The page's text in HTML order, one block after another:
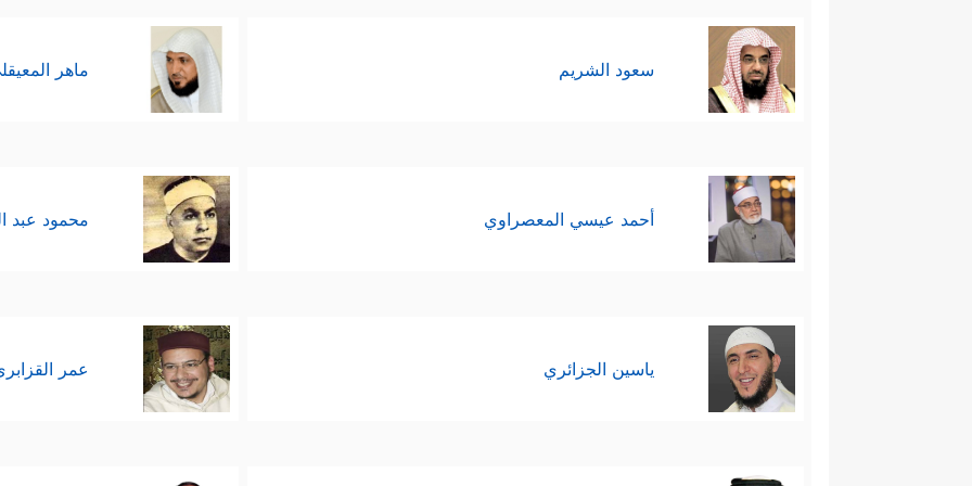
﴿ٱلۡمَالُ وَٱلۡبَنُونَ زِینَةُ ٱلۡحَیَوٰةِ
وَخَیۡرٌ أَمَلࣰا﴾
، ووفق هذا المعيار العادل سيواجه الناس مصيرهم المحتوم الذي هو آتٍ
ٱلۡجِبَالَ وَتَرَى ٱلۡأَرۡضَ بَارِزَةࣰ وَحَشَرۡنَـٰهُمۡ فَلَمۡ نُغَادِرۡ مِنۡهُمۡ أَحَدࣰا
وَعُرِضُواْ عَلَىٰ رَبِّكَ صَفࣰّا لَّقَدۡ جِئۡتُمُونَا كَمَا
مَّوۡعِدࣰا﴿٤٨﴾
وَوُضِعَ ٱلۡكِتَـٰبُ فَتَرَى ٱلۡمُجۡرِمِینَ مُشۡفِقِینَ مِمَّا فِیهِ وَیَقُولُونَ یَـٰوَیۡلَتَنَا مَالِ هَـٰذَا ٱلۡكِتَـٰبِ لَا یُغَادِرُ
حَاضِرࣰاۗ وَلَا یَظۡلِمُ رَبُّكَ أَحَدࣰا﴾.
وهكذا تكون القصة بين المؤمن وصاحبه الكافر كأنها مدخل للوصول إلى هذه الحقائق
سعود الشريم ماهر
أحمد عيسي المعصراوي محمود عبد
ياسين الجزائري عمر